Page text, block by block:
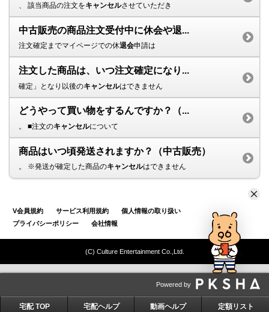
、 該当商品の注文をキャンセルさせていただき
中古販売の商品注文受付中に休会や退...
注文確定までマイページでの休退会申請は
注文した商品は、いつ注文確定になり...
確定」となり以後のキャンセルはできません
どうやって買い物をするんですか？（...
。 ■注文のキャンセルについて
商品はいつ頃発送されますか？（中古販売）
。 ※発送が確定した商品のキャンセルはできません
V会員規約 サービス利用規約
個人情報の取り扱い
プライバシーポリシー
会社情報
(C) Culture Entertainment Co.,Ltd.
宅配 TOP 宅配ヘルプ 動画ヘルプ 定額リスト
Powered by